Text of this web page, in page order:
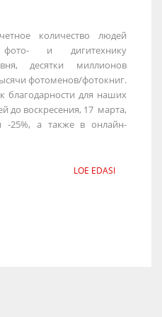
количество людей
и дигитехнику
десятки миллионов
фотоменов/фотокниг.
благодарности для наших
до воскресения, 17 марта,
-25%, а также в онлайн-
LOE EDASI